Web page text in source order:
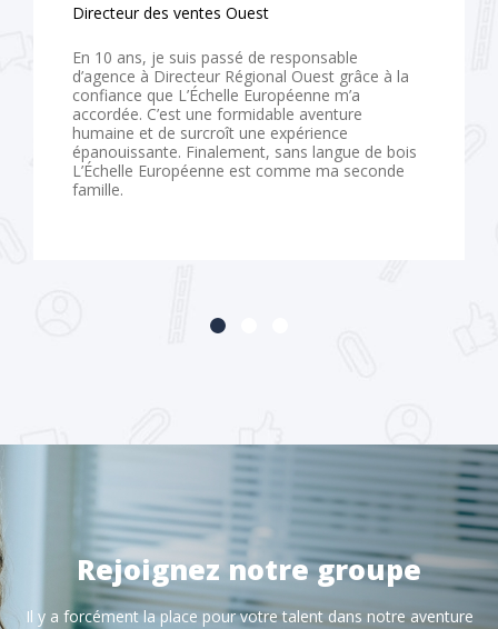
Directeur des ventes Ouest
En 10 ans, je suis passé de responsable
d’agence à Directeur Régional Ouest grâce à la
confiance que L’Échelle Européenne m’a
accordée. C’est une formidable aventure
humaine et de surcroît une expérience
épanouissante. Finalement, sans langue de bois
L’Échelle Européenne est comme ma seconde
famille.
Rejoignez notre groupe
Il y a forcément la place pour votre talent dans notre aventure